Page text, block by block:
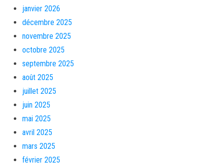
janvier 2026
décembre 2025
novembre 2025
octobre 2025
septembre 2025
août 2025
juillet 2025
juin 2025
mai 2025
avril 2025
mars 2025
février 2025